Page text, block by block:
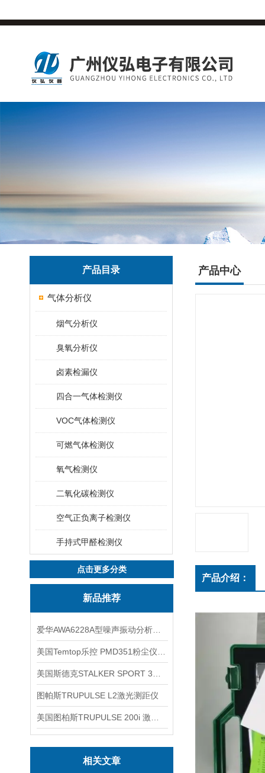
产品目录
气体分析仪
烟气分析仪
臭氧分析仪
卤素检漏仪
四合一气体检测仪
VOC气体检测仪
可燃气体检测仪
氧气检测仪
二氧化碳检测仪
空气正负离子检测仪
手持式甲醛检测仪
点击更多分类
新品推荐
图帕斯TRUPULSE L2激光测距仪
相关文章
产品中心
产品介绍：